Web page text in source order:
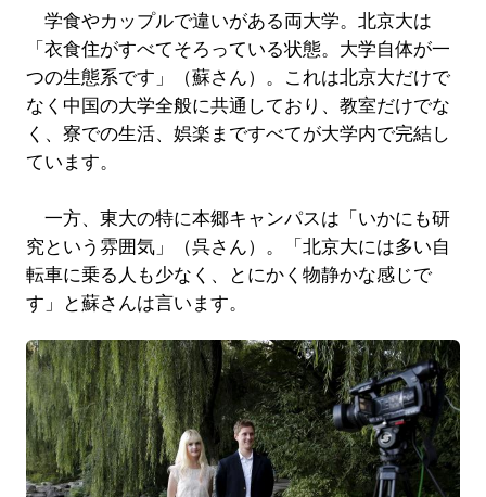
学食やカップルで違いがある両大学。北京大は
「衣食住がすべてそろっている状態。大学自体が一
つの生態系です」（蘇さん）。これは北京大だけで
なく中国の大学全般に共通しており、教室だけでな
く、寮での生活、娯楽まですべてが大学内で完結し
ています。
一方、東大の特に本郷キャンパスは「いかにも研
究という雰囲気」（呉さん）。「北京大には多い自
転車に乗る人も少なく、とにかく物静かな感じで
す」と蘇さんは言います。